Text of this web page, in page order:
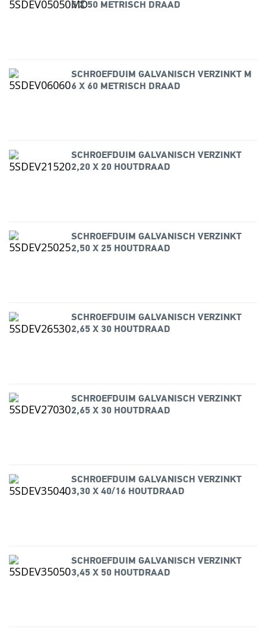
5 X 50 METRISCH DRAAD
SCHROEFDUIM GALVANISCH VERZINKT M
6 X 60 METRISCH DRAAD
SCHROEFDUIM GALVANISCH VERZINKT
2,20 X 20 HOUTDRAAD
SCHROEFDUIM GALVANISCH VERZINKT
2,50 X 25 HOUTDRAAD
SCHROEFDUIM GALVANISCH VERZINKT
2,65 X 30 HOUTDRAAD
SCHROEFDUIM GALVANISCH VERZINKT
2,65 X 30 HOUTDRAAD
SCHROEFDUIM GALVANISCH VERZINKT
3,30 X 40/16 HOUTDRAAD
SCHROEFDUIM GALVANISCH VERZINKT
3,45 X 50 HOUTDRAAD